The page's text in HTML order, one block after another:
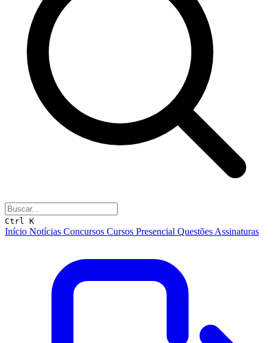
Ctrl K
Início Notícias Concursos Cursos Presencial Questões Assinaturas